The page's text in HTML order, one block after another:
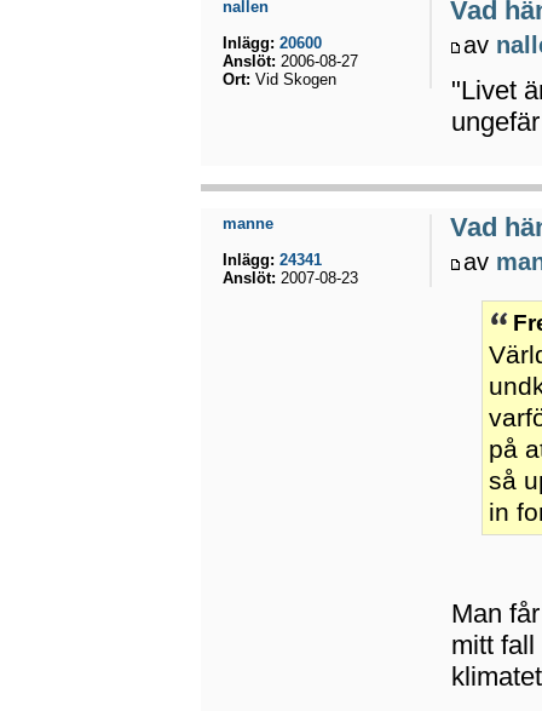
Vad
av
"Livet
nallen
Inlägg: 20600
Anslöt: 2006-08-27
Ort: Vid Skogen
Vad
av
på
så
in
Man
mitt
manne
Inlägg: 24341
Anslöt: 2007-08-23